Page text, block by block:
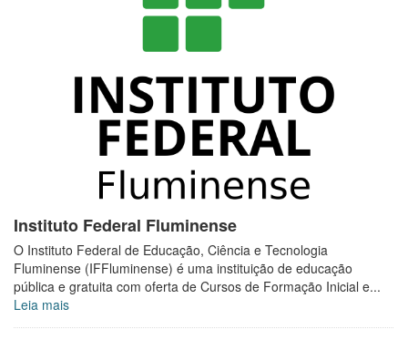
Instituto Federal Fluminense
O Instituto Federal de Educação, Ciência e Tecnologia
Fluminense (IFFluminense) é uma instituição de educação
pública e gratuita com oferta de Cursos de Formação Inicial e...
Leia mais